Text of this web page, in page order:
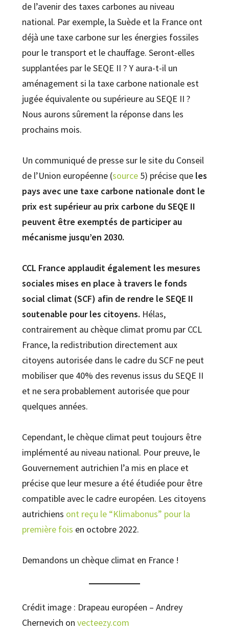
de l’avenir des taxes carbones au niveau
national. Par exemple, la Suède et la France ont
déjà une taxe carbone sur les énergies fossiles
pour le transport et le chauffage. Seront-elles
supplantées par le SEQE II ? Y aura-t-il un
aménagement si la taxe carbone nationale est
jugée équivalente ou supérieure au SEQE II ?
Nous aurons sûrement la réponse dans les
prochains mois.
Un communiqué de presse sur le site du Conseil
de l’Union européenne (source5) précise que les
pays avec une taxe carbone nationale dont le
prix est supérieur au prix carbone du SEQE II
peuvent être exemptés de participer au
mécanisme jusqu’en 2030.
CCL France applaudit également les mesures
sociales mises en place à travers le fonds
social climat (SCF) afin de rendre le SEQE II
soutenable pour les citoyens. Hélas,
contrairement au chèque climat promu par CCL
France, la redistribution directement aux
citoyens autorisée dans le cadre du SCF ne peut
mobiliser que 40% des revenus issus du SEQE II
et ne sera probablement autorisée que pour
quelques années.
Cependant, le chèque climat peut toujours être
implémenté au niveau national. Pour preuve, le
Gouvernement autrichien l’a mis en place et
précise que leur mesure a été étudiée pour être
compatible avec le cadre européen. Les citoyens
autrichiens ont reçu le “Klimabonus” pour la
première fois en octobre 2022.
Demandons un chèque climat en France !
Crédit image : Drapeau européen – Andrey
Chernevich on vecteezy.com